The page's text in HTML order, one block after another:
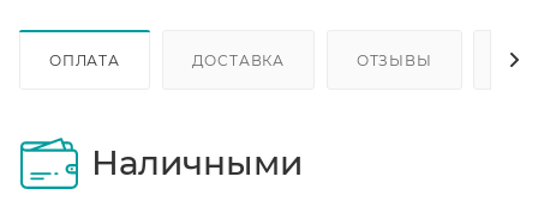
ОПЛАТА ДОСТАВКА ОТЗЫВЫ
Наличными